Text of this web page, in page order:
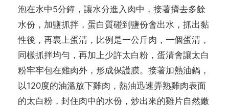
泡在水中5分鐘，讓水分進入肉中，接著擠去多餘
水份，加鹽抓拌，蛋白質碰到鹽份會出水，抓出黏
性後，再裏上蛋清，比例是一公斤肉，一個蛋清，
同樣抓拌均勻，再加上少許太白粉，蛋清會讓太白
粉牢牢包在雞肉外，形成保護膜。接著加熱油鍋，
以120度的油溫放下雞肉，熱油迅速弄熟雞肉表面
的太白粉，封住肉中的水份，炒出來的雞片自然嫩